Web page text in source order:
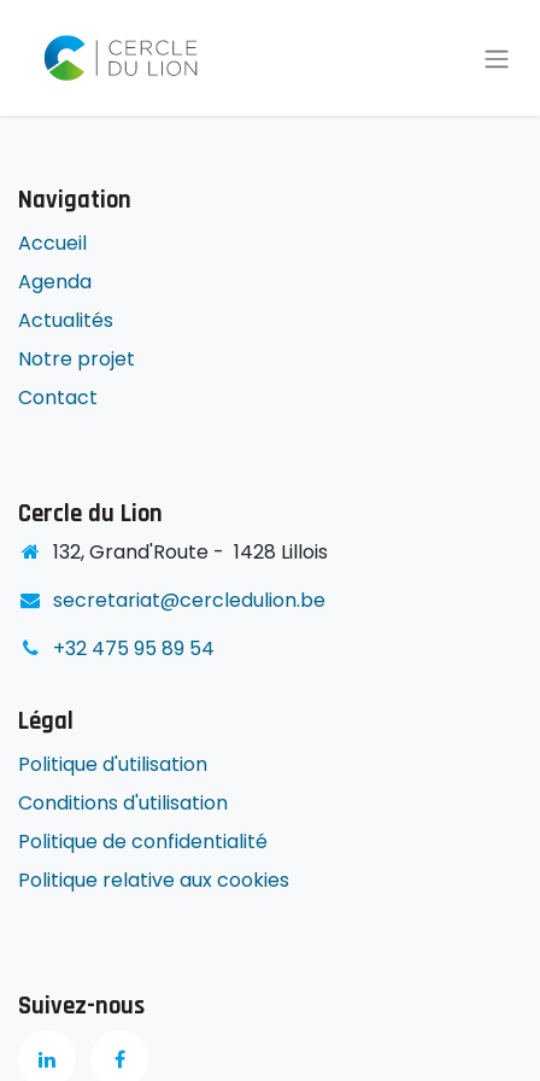
Navigation
Accueil
Agenda
Actualités
Notre projet
Contact
Cercle du Lion
132, Grand'Route - 1428 Lillois
secretariat@cercledulion.be
+32 475 95 89 54
Légal
Politique d'utilisation
Conditions d'utilisation
Politique de confidentialité
Politique relative aux cookies
Suivez-nous